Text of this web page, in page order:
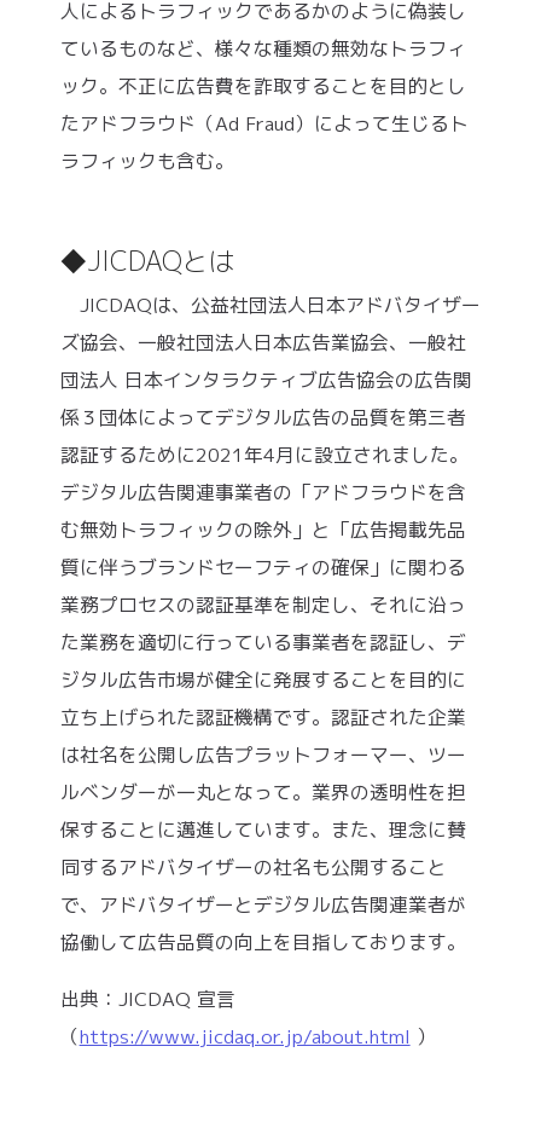
⼈によるトラフィックであるかのように偽装し
ているものなど、様々な種類の無効なトラフィ
ック。不正に広告費を詐取することを⽬的とし
たアドフラウド（Ad Fraud）によって⽣じるト
ラフィックも含む。
◆JICDAQとは
JICDAQは、公益社団法人日本アドバタイザー
ズ協会、一般社団法人日本広告業協会、一般社
団法人 日本インタラクティブ広告協会の広告関
係３団体によってデジタル広告の品質を第三者
認証するために​​2021年4月に設立されました。
デジタル広告関連事業者の「アドフラウドを含
む無効トラフィックの除外」と「広告掲載先品
質に伴うブランドセーフティの確保」に関わる
業務プロセスの認証基準を制定し、それに沿っ
た業務を適切に行っている事業者を認証し、デ
ジタル広告市場が健全に発展することを目的に
立ち上げられた認証機構です。認証された企業
は社名を公開し広告プラットフォーマー、ツー
ルベンダーが一丸となって。業界の透明性を担
保することに邁進しています。また、理念に賛
同するアドバタイザーの社名も公開すること
で、アドバタイザーとデジタル広告関連業者が
協働して広告品質の向上を目指しております。
出典：JICDAQ 宣言
（https://www.jicdaq.or.jp/about.html ）